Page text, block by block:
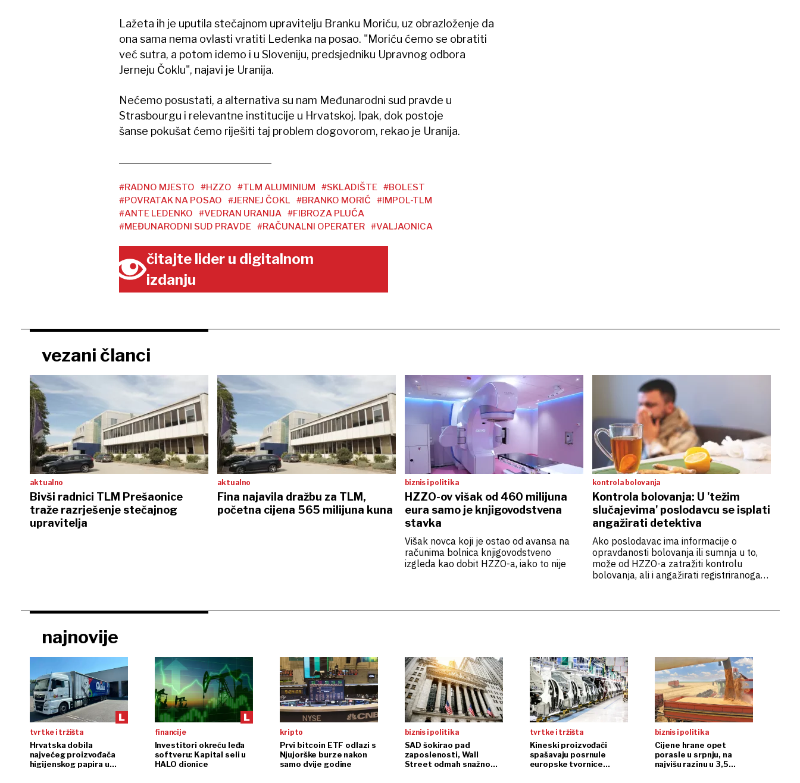
Lažeta ih je uputila stečajnom upravitelju Branku Moriću, uz obrazloženje da
ona sama nema ovlasti vratiti Ledenka na posao. "Moriću ćemo se obratiti
već sutra, a potom idemo i u Sloveniju, predsjedniku Upravnog odbora
Jerneju Čoklu", najavi je Uranija.
Nećemo posustati, a alternativa su nam Međunarodni sud pravde u
Strasbourgu i relevantne institucije u Hrvatskoj. Ipak, dok postoje
šanse pokušat ćemo riješiti taj problem dogovorom, rekao je Uranija.
#RADNO MJESTO #HZZO #TLM ALUMINIUM #SKLADIŠTE #BOLEST
#POVRATAK NA POSAO
#JERNEJ ČOKL #BRANKO MORIĆ
#IMPOL-TLM
#ANTE LEDENKO
#VEDRAN URANIJA #FIBROZA PLUĆA
#MEĐUNARODNI SUD PRAVDE #RAČUNALNI OPERATER #VALJAONICA
čitajte lider u digitalnom
izdanju
vezani članci
aktualno
Bivši radnici TLM Prešaonice
traže razrješenje stečajnog
upravitelja
aktualno
Fina najavila dražbu za TLM,
početna cijena 565 milijuna kuna
biznis i politika
HZZO-ov višak od 460 milijuna
eura samo je knjigovodstvena
stavka
Višak novca koji je ostao od avansa na
računima bolnica knjigovodstveno
izgleda kao dobit HZZO-a, iako to nije
kontrola bolovanja
Kontrola bolovanja: U 'težim
slučajevima' poslodavcu se isplati
angažirati detektiva
Ako poslodavac ima informacije o
opravdanosti bolovanja ili sumnja u to,
može od HZZO-a zatražiti kontrolu
bolovanja, ali i angažirati registriranoga
poslodavac može upotrijebiti kao prilog
najnovije
tvrtke i tržišta
Hrvatska dobila
najvećeg proizvođača
higijenskog papira u
financije
Investitori okreću leđa
softveru: Kapital seli u
HALO dionice
kripto
Prvi bitcoin ETF odlazi s
Njujorške burze nakon
samo dvije godine
biznis i politika
SAD šokirao pad
zaposlenosti, Wall
Street odmah snažno
tvrtke i tržišta
Kineski proizvođači
spašavaju posrnule
europske tvornice
biznis i politika
Cijene hrane opet
porasle u srpnju, na
najvišu razinu u 3,5